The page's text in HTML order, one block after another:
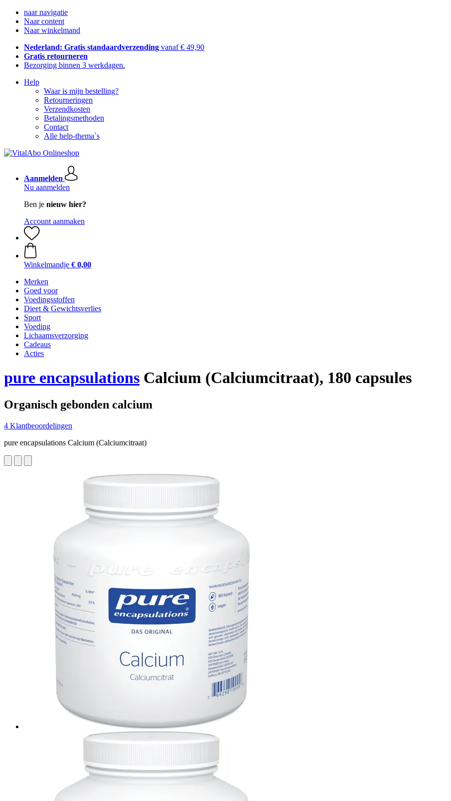
naar navigatie
Naar content
Naar winkelmand
Nederland: Gratis standaardverzending vanaf € 49,90
Gratis retourneren
Bezorging binnen 3 werkdagen.
Help
Waar is mijn bestelling?
Retourneringen
Verzendkosten
Betalingsmethoden
Contact
Alle help-thema`s
Aanmelden
Nu aanmelden
Ben je nieuw hier?
Account aanmaken
Winkelmandje € 0,00
Merken
Goed voor
Voedingsstoffen
Dieet & Gewichtsverlies
Sport
Voeding
Lichaamsverzorging
Cadeaus
Acties
pure encapsulations Calcium (Calciumcitraat), 180 capsules
Organisch gebonden calcium
4 Klantbeoordelingen
pure encapsulations Calcium (Calciumcitraat)